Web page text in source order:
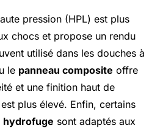
pression (HPL) est plus
chocs et propose un rendu
utilisé dans les douches à
le panneau composite offre
et une finition haut de
plus élevé. Enfin, certains
hydrofuge sont adaptés aux